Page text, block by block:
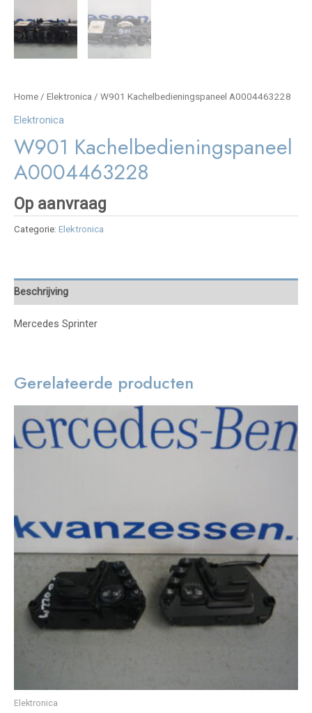
Home / Elektronica / W901 Kachelbedieningspaneel A0004463228
Elektronica
W901 Kachelbedieningspaneel
A0004463228
Op aanvraag
Categorie: Elektronica
Beschrijving
Mercedes Sprinter
Gerelateerde producten
Elektronica